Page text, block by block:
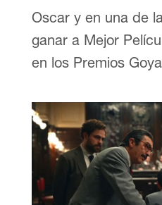
Oscar y en una de
ganar a Mejor
en los Premios